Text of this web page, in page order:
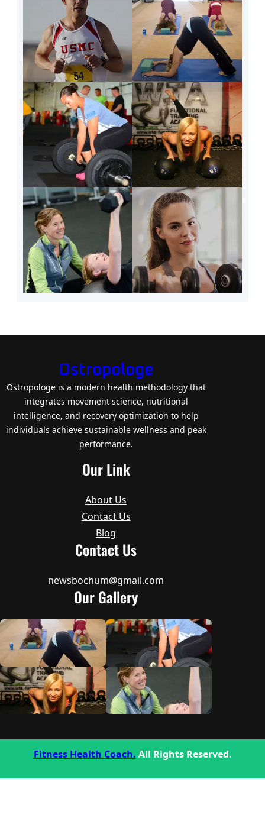
Ostropologe
Ostropologe is a modern health methodology that
integrates movement science, nutritional
intelligence, and recovery optimization to help
individuals achieve sustainable wellness and peak
performance.
Our Link
About Us
Contact Us
Blog
Contact Us
newsbochum@gmail.com
Our Gallery
Fitness Health Coach. All Rights Reserved.